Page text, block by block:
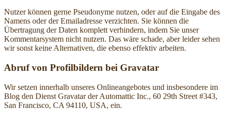
Nutzer können gerne Pseudonyme nutzen, oder auf die Eingabe des
Namens oder der Emailadresse verzichten. Sie können die
Übertragung der Daten komplett verhindern, indem Sie unser
Kommentarsystem nicht nutzen. Das wäre schade, aber leider sehen
wir sonst keine Alternativen, die ebenso effektiv arbeiten.
Abruf von Profilbildern bei Gravatar
Wir setzen innerhalb unseres Onlineangebotes und insbesondere im
Blog den Dienst Gravatar der Automattic Inc., 60 29th Street #343,
San Francisco, CA 94110, USA, ein.